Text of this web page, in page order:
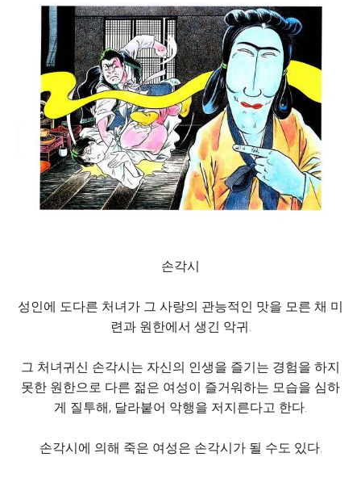
손각시
성인에 도다른 처녀가 그 사랑의 관능적인 맛을 모른 채 미
련과 원한에서 생긴 악귀.
그 처녀귀신 손각시는 자신의 인생을 즐기는 경험을 하지
못한 원한으로 다른 젊은 여성이 즐거워하는 모습을 심하
게 질투해, 달라붙어 악행을 저지른다고 한다.
손각시에 의해 죽은 여성은 손각시가 될 수도 있다.